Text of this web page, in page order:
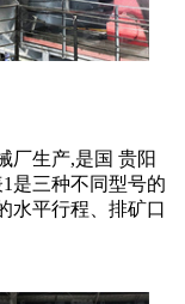
厂生产,是国 贵阳
是三种不同型号的
水平行程、排矿口